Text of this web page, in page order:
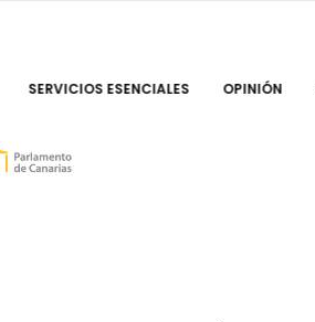
SERVICIOS ESENCIALES OPINIÓN